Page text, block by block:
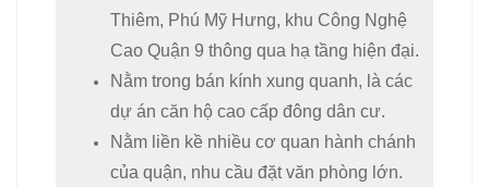
Thiêm, Phú Mỹ Hưng, khu Công Nghệ
Cao Quận 9 thông qua hạ tầng hiện đại.
Nằm trong bán kính xung quanh, là các
dự án căn hộ cao cấp đông dân cư.
Nằm liền kề nhiều cơ quan hành chánh
của quận, nhu cầu đặt văn phòng lớn.